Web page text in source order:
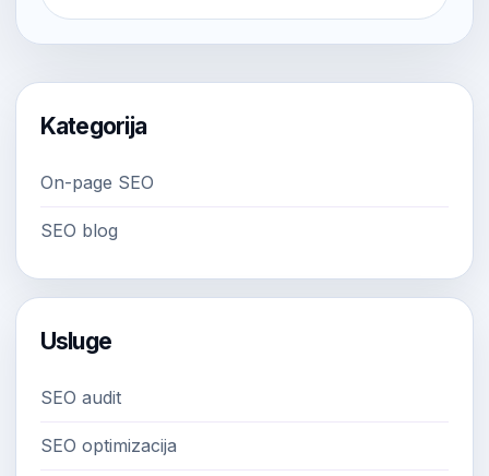
Kategorija
On-page SEO
SEO blog
Usluge
SEO audit
SEO optimizacija